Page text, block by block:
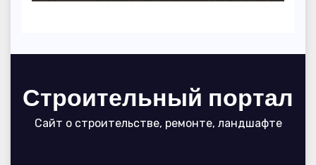
Строительный портал
Сайт о строительстве, ремонте, ландшафте